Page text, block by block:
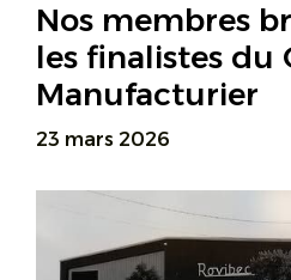
Nos membres
les finalistes du
Manufacturier
23 mars 2026